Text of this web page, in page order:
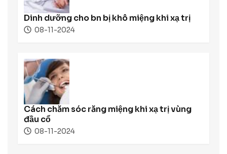
Dinh dưỡng cho bn bị khô miệng khi xạ trị
08-11-2024
Cách chăm sóc răng miệng khi xạ trị vùng
đầu cổ
08-11-2024